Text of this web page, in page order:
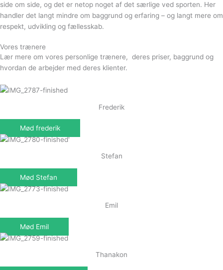
side om side, og det er netop noget af det særlige ved sporten. Her
handler det langt mindre om baggrund og erfaring – og langt mere om
respekt, udvikling og fællesskab.
Vores trænere
Lær mere om vores personlige trænere, deres priser, baggrund og
hvordan de arbejder med deres klienter.
Frederik
Mød frederik
Stefan
Mød Stefan
Emil
Mød Emil
Thanakon